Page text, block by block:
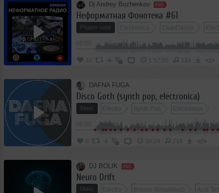
Dj Andrey Bozhenkov
Неформатная Фонотека #61
Радио-шоу Electronica Club/Dance
16 1:57:50 334 </>
DAFNA FUGA
Disco Goth (synth pop, electronica)
Микс Electro Synth Pop Electronica
6 39:24 218 </>
DJ BOLIK
Neuro Drift
Микс Electro Breaks (Breakbeat) Acid